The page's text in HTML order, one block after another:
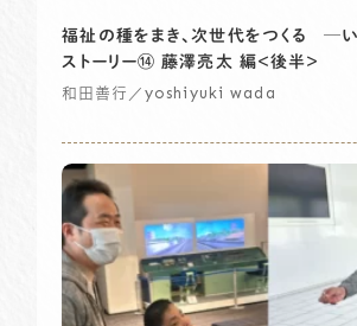
福祉の種をまき、次世代をつくる ─い
ストーリー⑭ 藤澤亮太 編＜後半＞
和田善行 ／yoshiyuki wada